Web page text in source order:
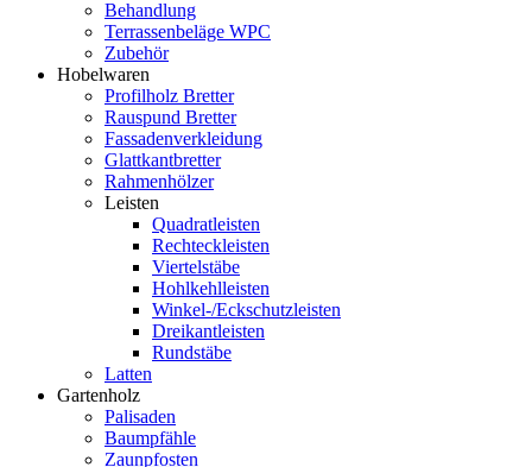
Behandlung
Terrassenbeläge WPC
Zubehör
Hobelwaren
Profilholz Bretter
Rauspund Bretter
Fassadenverkleidung
Glattkantbretter
Rahmenhölzer
Leisten
Quadratleisten
Rechteckleisten
Viertelstäbe
Hohlkehlleisten
Winkel-/Eckschutzleisten
Dreikantleisten
Rundstäbe
Latten
Gartenholz
Palisaden
Baumpfähle
Zaunpfosten